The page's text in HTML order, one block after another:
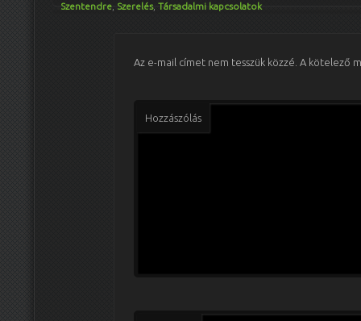
Szentendre Szerelés, Társadalmi kapcsolatok
Az e-mail címet nem tesszük közzé. A kötelező
Hozzászólás